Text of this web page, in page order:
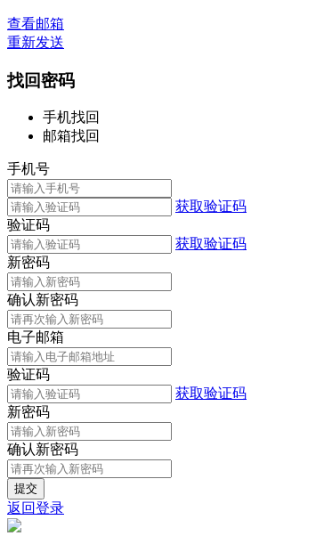
查看邮箱
重新发送
找回密码
手机找回
邮箱找回
手机号
获取验证码
验证码
获取验证码
新密码
确认新密码
电子邮箱
验证码
获取验证码
新密码
确认新密码
返回登录